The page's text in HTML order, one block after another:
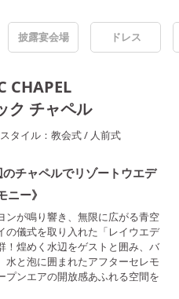
披露宴会場 ドレス
CHAPEL
ク チャペル
タイル： 教会式/ 人前式
チャペルでリゾートウエデ
ー》
ンが鳴り響き、無限に広がる青空
の儀式を取り入れた「レイウエデ
！煌めく水辺をゲストと囲み、バ
水と泡に囲まれたアフターセレモ
プンエアの開放感あふれる空間を